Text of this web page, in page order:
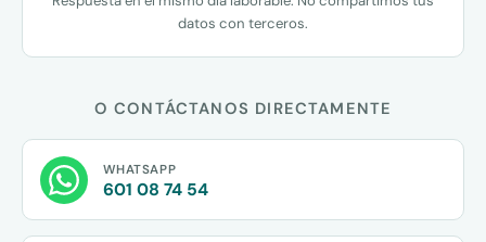
datos con terceros.
O CONTÁCTANOS DIRECTAMENTE
WHATSAPP
601 08 74 54